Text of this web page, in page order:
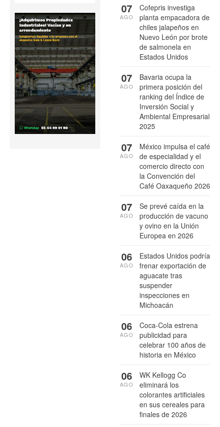
Cofepris investiga
planta empacadora de
chiles jalapeños en
Nuevo León por brote
de salmonela en
Estados Unidos
07
AGO
Bavaria ocupa la
primera posición del
ranking del Índice de
Inversión Social y
Ambiental Empresarial
2025
07
AGO
México impulsa el café
de especialidad y el
comercio directo con
la Convención del
Café Oaxaqueño 2026
07
AGO
Se prevé caída en la
producción de vacuno
y ovino en la Unión
Europea en 2026
07
AGO
Estados Unidos podría
frenar exportación de
aguacate tras
suspender
inspecciones en
Michoacán
06
AGO
Coca-Cola estrena
publicidad para
celebrar 100 años de
historia en México
06
AGO
WK Kellogg Co
eliminará los
colorantes artificiales
en sus cereales para
finales de 2026
06
AGO